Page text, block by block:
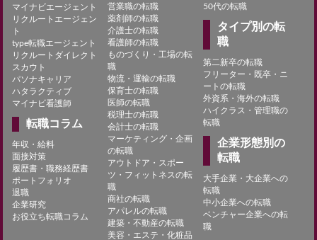
マイナビエージェント
リクルートエージェン
ト
type転職エージェント
リクルートダイレクト
スカウト
パソナキャリア
ハタラクティブ
マイナビ看護師
転職コラム
年収・給料
面接対策
履歴書・職務経歴書
ポートフォリオ
退職
企業研究
お役立ち転職コラム
営業職の転職
薬剤師の転職
介護士の転職
看護師の転職
ものづくり・工場の転
職
物流・運輸の転職
保育士の転職
医師の転職
税理士の転職
会計士の転職
マーケティング・企画
の転職
アウトドア・スポー
ツ・フィットネスの転
職
商社の転職
アパレルの転職
建築・不動産の転職
美容・エステ・化粧品
50代の転職
タイプ別の転
職
第二新卒の転職
フリーター・既卒・ニ
ートの転職
外資系・海外の転職
ハイクラス・管理職の
転職
企業形態別の
転職
大手企業・大企業への
転職
中小企業への転職
ベンチャー企業への転
職